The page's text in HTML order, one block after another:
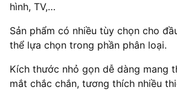
hình, TV,…
Sản phẩm có nhiều tùy chọn cho
thể lựa chọn trong phần phân loại.
Kích thước nhỏ gọn dễ dàng mang
mắt chắc chắn, tương thích nhiều